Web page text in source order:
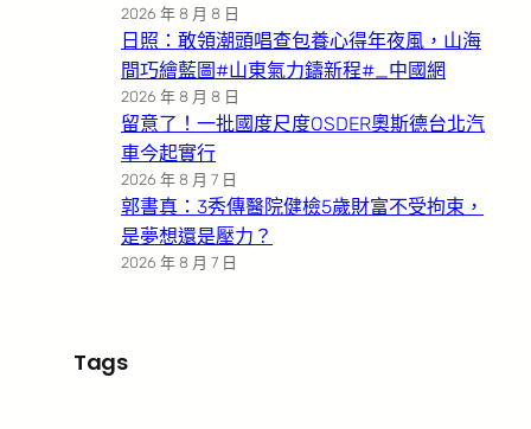
2026 年 8 月 8 日
日照：敢領潮頭唱查包養心得年夜風，山海
間巧繪藍圖#山東氣力鑄新程#_中國網
2026 年 8 月 8 日
留意了！一批國度尺度OSDER奧斯德台北汽
車今起實行
2026 年 8 月 7 日
郭書真：3秀傳醫院健檢5歲財富不受拘束，
是夢想還是壓力？
2026 年 8 月 7 日
Tags